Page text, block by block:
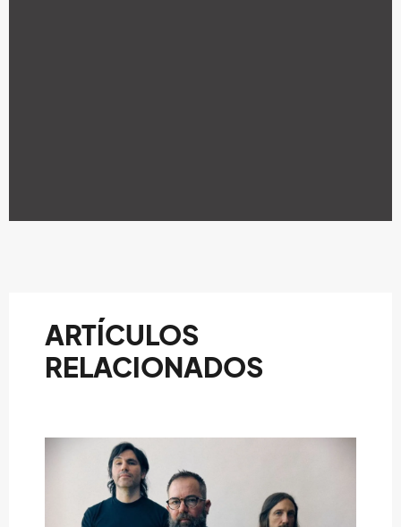
ARTÍCULOS
RELACIONADOS